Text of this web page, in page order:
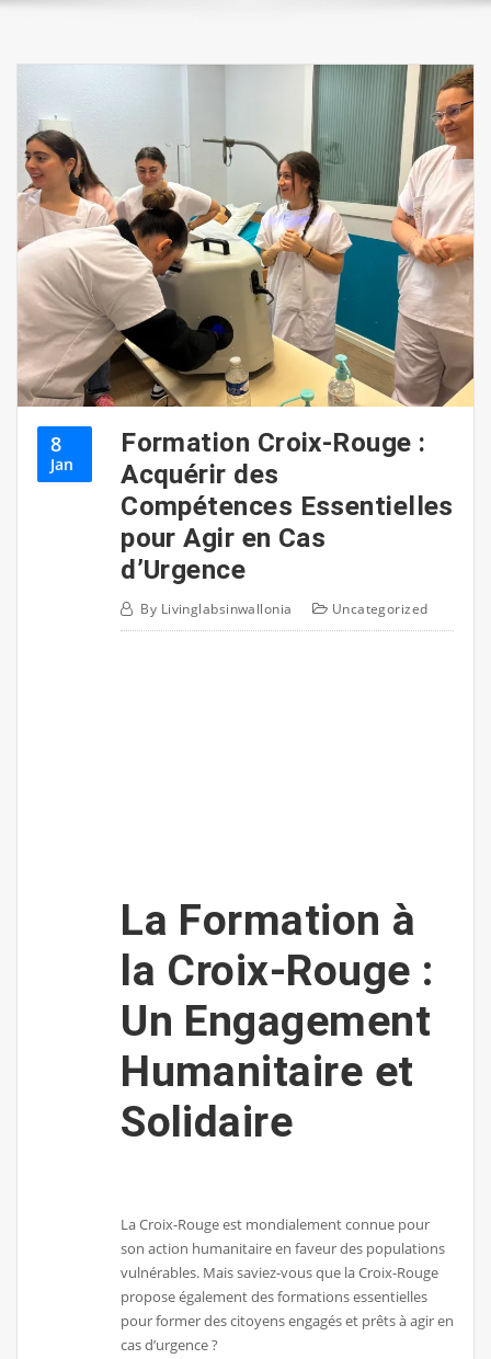
8
Jan
Formation Croix-Rouge :
Acquérir des
Compétences Essentielles
pour Agir en Cas
d’Urgence
By Livinglabsinwallonia Uncategorized
La Formation à
la Croix-Rouge :
Un Engagement
Humanitaire et
Solidaire
La Croix-Rouge est mondialement connue pour
son action humanitaire en faveur des populations
vulnérables. Mais saviez-vous que la Croix-Rouge
propose également des formations essentielles
pour former des citoyens engagés et prêts à agir en
cas d’urgence ?